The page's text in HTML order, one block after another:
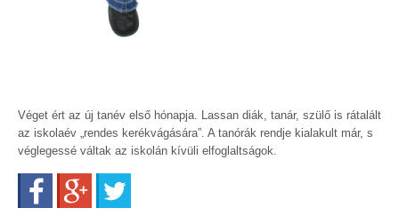
Véget ért az új tanév első hónapja. Lassan diák, tanár, szülő is rátalált
az iskolaév „rendes kerékvágására”. A tanórák rendje kialakult már, s
véglegessé váltak az iskolán kívüli elfoglaltságok.
FacebookGoogle+